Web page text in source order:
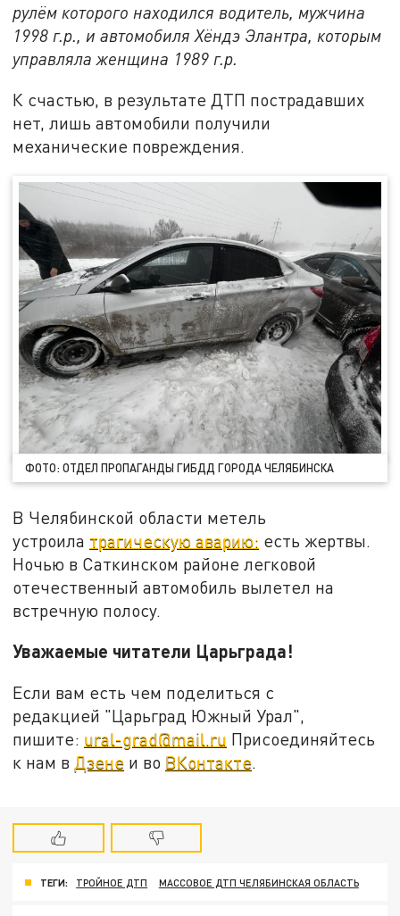
рулём которого находился водитель, мужчина
1998 г.р., и автомобиля Хёндэ Элантра, которым
управляла женщина 1989 г.р.
К счастью, в результате ДТП пострадавших
нет, лишь автомобили получили
механические повреждения.
ФОТО: ОТДЕЛ ПРОПАГАНДЫ ГИБДД ГОРОДА ЧЕЛЯБИНСКА
В Челябинской области метель
устроила трагическую аварию: есть жертвы.
Ночью в Саткинском районе легковой
отечественный автомобиль вылетел на
встречную полосу.
Уважаемые читатели Царьграда!
Если вам есть чем поделиться с
редакцией "Царьград Южный Урал",
пишите: ural-grad@mail.ru Присоединяйтесь
к нам в Дзене и во ВКонтакте.
ТЕГИ: ТРОЙНОЕ ДТП МАССОВОЕ ДТП ЧЕЛЯБИНСКАЯ ОБЛАСТЬ